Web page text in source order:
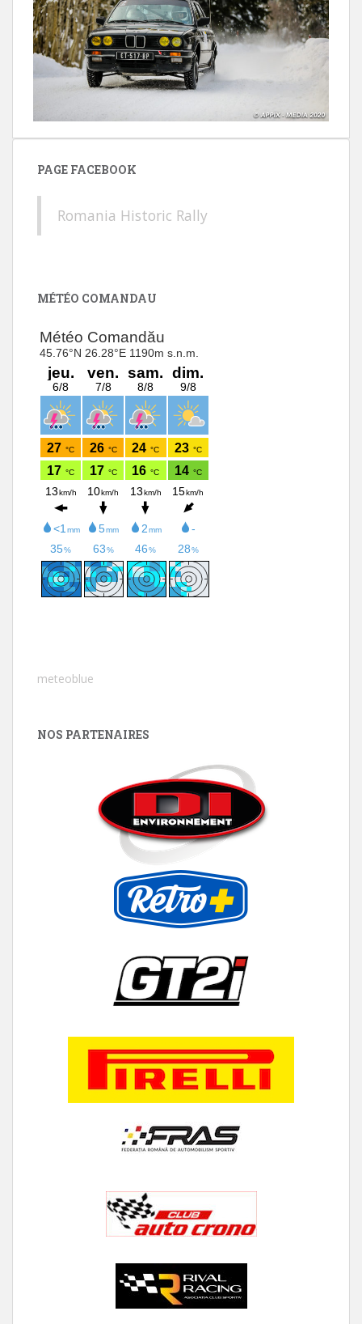
PAGE FACEBOOK
Romania Historic Rally
MÉTÉO COMANDAU
meteoblue
NOS PARTENAIRES